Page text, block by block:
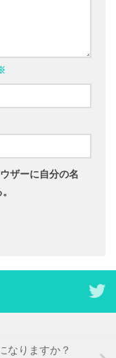
ザーに自分の名
なりますか？